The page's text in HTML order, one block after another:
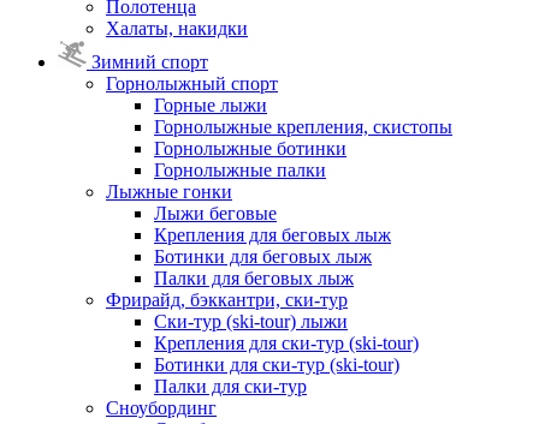
Полотенца
Халаты, накидки
Зимний спорт
Горнолыжный спорт
Горные лыжи
Горнолыжные крепления, скистопы
Горнолыжные ботинки
Горнолыжные палки
Лыжные гонки
Лыжи беговые
Крепления для беговых лыж
Ботинки для беговых лыж
Палки для беговых лыж
Фрирайд, бэккантри, ски-тур
Ски-тур (ski-tour) лыжи
Крепления для ски-тур (ski-tour)
Ботинки для ски-тур (ski-tour)
Палки для ски-тур
Сноубординг